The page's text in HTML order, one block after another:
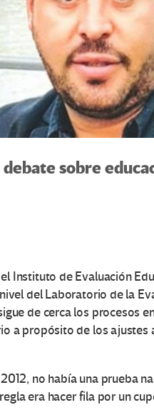
debate sobre
Instituto de Evaluación
del Laboratorio de la
de cerca los procesos
a propósito de los ajustes
no había una prueba
era hacer fila por un